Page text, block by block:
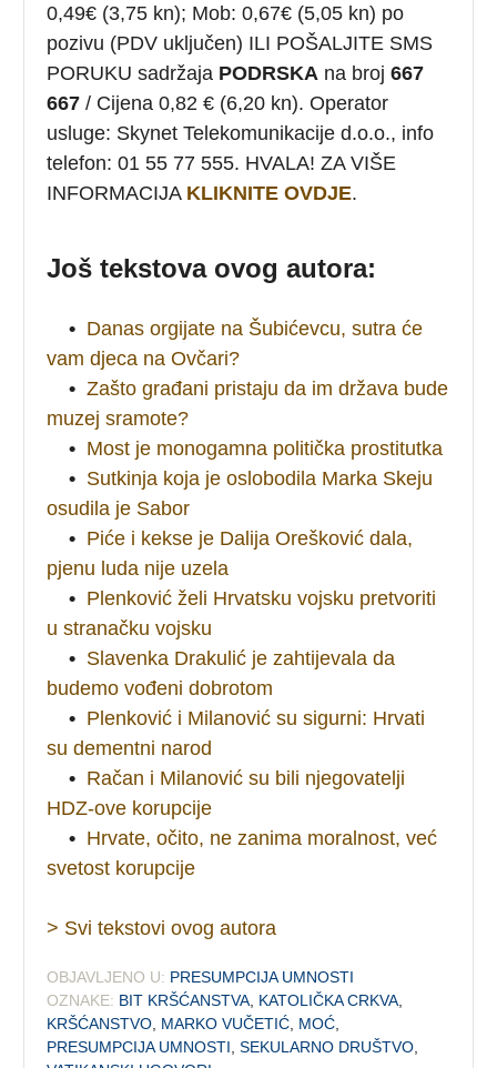
0,49€ (3,75 kn); Mob: 0,67€ (5,05 kn) po
pozivu (PDV uključen) ILI POŠALJITE SMS
PORUKU sadržaja PODRSKA na broj667
667 / Cijena 0,82 € (6,20 kn). Operator
usluge: Skynet Telekomunikacije d.o.o., info
telefon: 01 55 77 555. HVALA! ZA VIŠE
INFORMACIJA KLIKNITE OVDJE.
Još tekstova ovog autora:
• Danas orgijate na Šubićevcu, sutra će
vam djeca na Ovčari?
• Zašto građani pristaju da im država bude
muzej sramote?
• Most je monogamna politička prostitutka
• Sutkinja koja je oslobodila Marka Skeju
osudila je Sabor
• Piće i kekse je Dalija Orešković dala,
pjenu luda nije uzela
• Plenković želi Hrvatsku vojsku pretvoriti
u stranačku vojsku
• Slavenka Drakulić je zahtijevala da
budemo vođeni dobrotom
• Plenković i Milanović su sigurni: Hrvati
su dementni narod
• Račan i Milanović su bili njegovatelji
HDZ-ove korupcije
• Hrvate, očito, ne zanima moralnost, već
svetost korupcije
> Svi tekstovi ovog autora
OBJAVLJENO U: PRESUMPCIJA UMNOSTI
OZNAKE: BIT KRŠĆANSTVA KATOLIČKA CRKVA
KRŠĆANSTVO MARKO VUČETIĆ MOĆ
PRESUMPCIJA UMNOSTI ,SEKULARNO DRUŠTVO